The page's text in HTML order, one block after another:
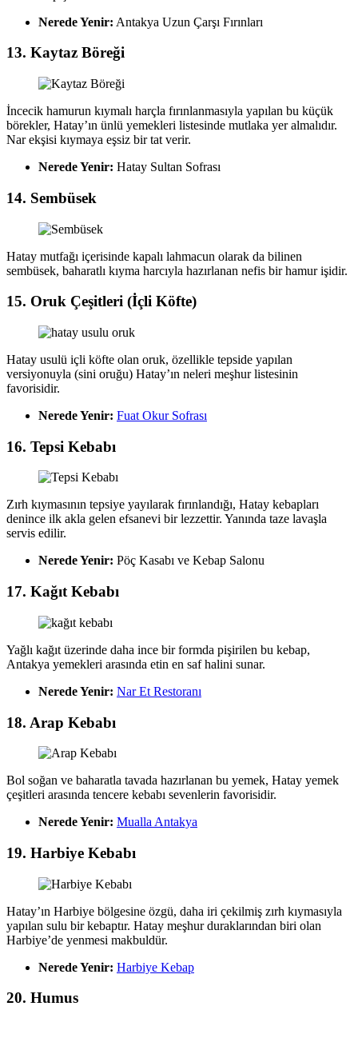
Nerede Yenir: Antakya Uzun Çarşı Fırınları
13. Kaytaz Böreği
İncecik hamurun kıymalı harçla fırınlanmasıyla yapılan bu küçük
börekler, Hatay’ın ünlü yemekleri listesinde mutlaka yer almalıdır.
Nar ekşisi kıymaya eşsiz bir tat verir.
Nerede Yenir: Hatay Sultan Sofrası
14. Sembüsek
Hatay mutfağı içerisinde kapalı lahmacun olarak da bilinen
sembüsek, baharatlı kıyma harcıyla hazırlanan nefis bir hamur işidir.
15. Oruk Çeşitleri (İçli Köfte)
Hatay usulü içli köfte olan oruk, özellikle tepside yapılan
versiyonuyla (sini oruğu) Hatay’ın neleri meşhur listesinin
favorisidir.
Nerede Yenir: Fuat Okur Sofrası
16. Tepsi Kebabı
Zırh kıymasının tepsiye yayılarak fırınlandığı, Hatay kebapları
denince ilk akla gelen efsanevi bir lezzettir. Yanında taze lavaşla
servis edilir.
Nerede Yenir: Pöç Kasabı ve Kebap Salonu
17. Kağıt Kebabı
Yağlı kağıt üzerinde daha ince bir formda pişirilen bu kebap,
Antakya yemekleri arasında etin en saf halini sunar.
Nerede Yenir: Nar Et Restoranı
18. Arap Kebabı
Bol soğan ve baharatla tavada hazırlanan bu yemek, Hatay yemek
çeşitleri arasında tencere kebabı sevenlerin favorisidir.
Nerede Yenir: Mualla Antakya
19. Harbiye Kebabı
Hatay’ın Harbiye bölgesine özgü, daha iri çekilmiş zırh kıymasıyla
yapılan sulu bir kebaptır. Hatay meşhur duraklarından biri olan
Harbiye’de yenmesi makbuldür.
Nerede Yenir: Harbiye Kebap
20. Humus